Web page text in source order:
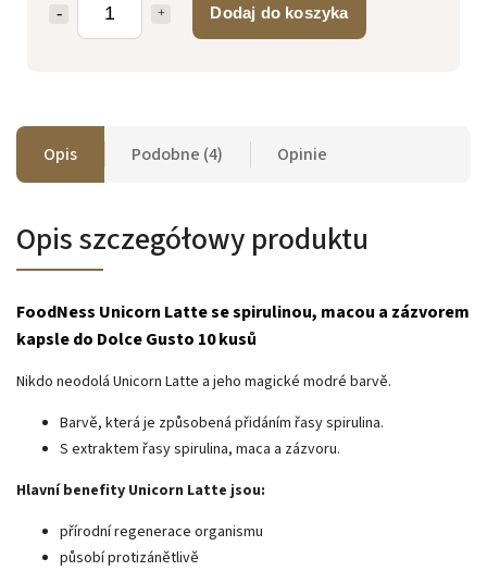
Dodaj do koszyka
Opis Podobne (4) Opinie
Opis szczegółowy produktu
FoodNess Unicorn Latte se spirulinou, macou a zázvorem
kapsle do Dolce Gusto 10 kusů
Nikdo neodolá Unicorn Latte a jeho magické modré barvě.
Barvě, která je způsobená přidáním řasy spirulina.
S extraktem řasy spirulina, maca a zázvoru.
Hlavní benefity Unicorn Latte jsou:
přírodní regenerace organismu
působí protizánětlivě